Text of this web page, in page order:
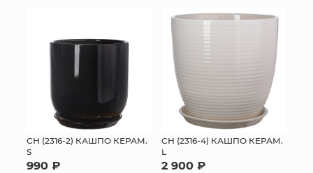
СН (2316-2) КАШПО КЕРАМ.
S
990 ₽
СН (2316-4) КАШПО КЕРАМ.
L
2 900 ₽